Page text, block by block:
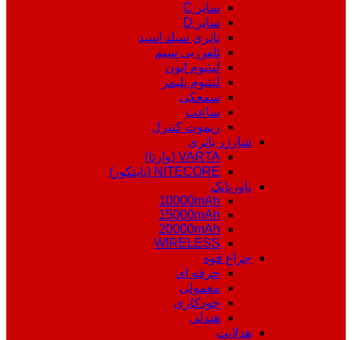
سایز C
سایز D
باتری سیلد اسید
تلفن بی سیم
لیتیوم ایون
لیتیوم پلیمر
سمعکی
ساعت
ریموت کنترل
شارژر باتری
VARTA (وارتا)
NITECORE (نایتکور)
پاوربانک
10000mAh
15000mAh
20000mAh
WIRELESS
چراغ قوه
حرفه ای
معمولی
خودکاری
هندلی
هدلایت